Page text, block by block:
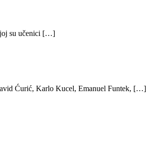
su učenici […]
Ćurić, Karlo Kucel, Emanuel Funtek, […]